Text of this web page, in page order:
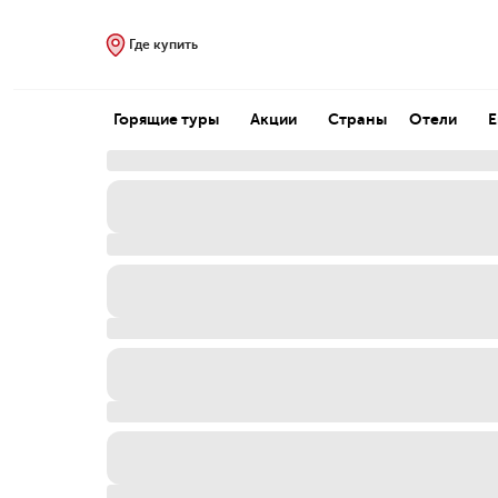
Где купить
Горящие туры Акции Страны Отели